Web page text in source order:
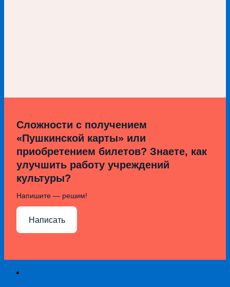
Сложности с получением
«Пушкинской карты» или
приобретением билетов? Знаете, как
улучшить работу учреждений
культуры?
Напишите — решим!
Написать